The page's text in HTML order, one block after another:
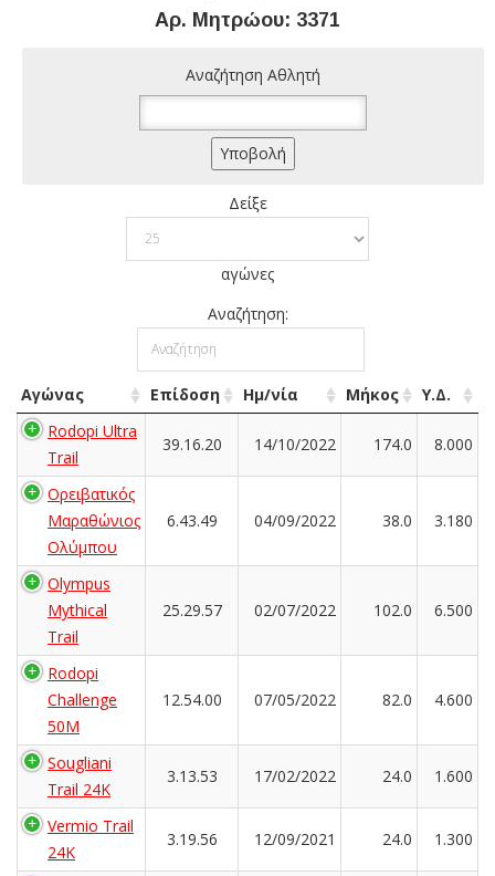
Αρ. Μητρώου: 3371
Αναζήτηση Αθλητή
Δείξε
αγώνες
Αναζήτηση:
Αγώνας Επίδοση Ημ/νία Μήκος
Υ.Δ.
Rodopi Ultra
Trail
39.16.20 14/10/2022 174.0 8.000
Ορειβατικός
Μαραθώνιος
Ολύμπου
6.43.49 04/09/2022 38.0 3.180
Olympus
Mythical
Trail
25.29.57 02/07/2022 102.0 6.500
Rodopi
Challenge
50M
12.54.00 07/05/2022 82.0 4.600
Sougliani
Trail 24K
3.13.53 17/02/2022 24.0 1.600
Vermio Trail
24K
3.19.56 12/09/2021 24.0 1.300